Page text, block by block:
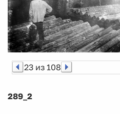
23 из 108
289_2